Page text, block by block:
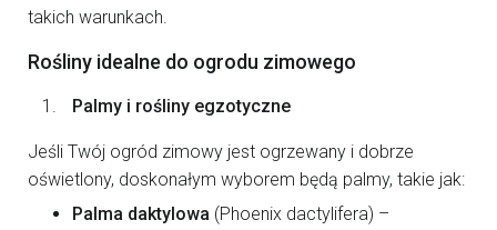
takich warunkach.
Rośliny idealne do ogrodu zimowego
Palmy i rośliny egzotyczne
Jeśli Twój ogród zimowy jest ogrzewany i dobrze
oświetlony, doskonałym wyborem będą palmy, takie jak:
Palma daktylowa (Phoenix dactylifera) –